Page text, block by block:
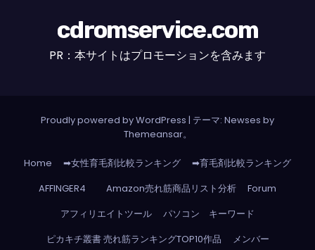
cdromservice.com
PR：本サイトはプロモーションを含みます
Proudly powered by WordPress | テーマ: Newses by
Themeansar。
Home ➡女性育毛剤比較ランキング
➡育毛剤比較ランキング
AFFINGER4
Amazon売れ筋商品リスト分析
Forum
アフィリエイトツール
パソコン キーワード
ピカキチ叢書 売れ筋ランキングTOP10作品
メンバー